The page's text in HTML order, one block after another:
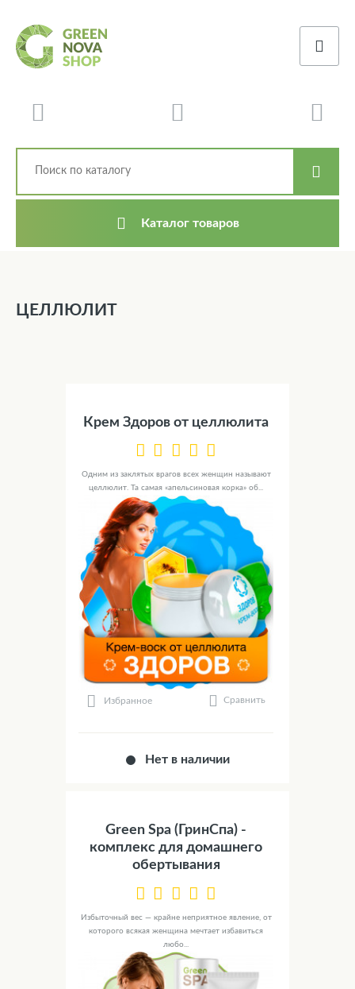
Каталог товаров
ЦЕЛЛЮЛИТ
Крем Здоров от целлюлита
Одним из заклятых врагов всех женщин называют
целлюлит. Та самая «апельсиновая корка» об...
Избранное Сравнить
Нет в наличии
Green Spa (ГринСпа) -
комплекс для домашнего
обертывания
Избыточный вес — крайне неприятное явление, от
которого всякая женщина мечтает избавиться
любо...